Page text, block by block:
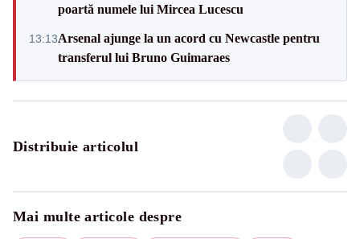
poartă numele lui Mircea Lucescu
13:13Arsenal ajunge la un acord cu Newcastle pentru
transferul lui Bruno Guimaraes
Distribuie articolul
Mai multe articole despre